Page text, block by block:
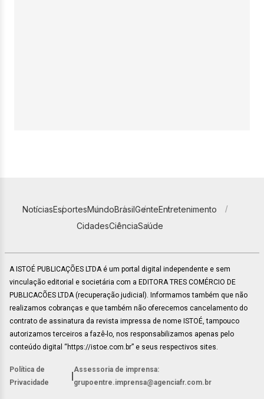
NotíciasEsportesMundoBrasilGenteEntretenimento
CidadesCiênciaSaúde
A ISTOÉ PUBLICAÇÕES LTDA é um portal digital independente e sem
vinculação editorial e societária com a EDITORA TRES COMÉRCIO DE
PUBLICACÕES LTDA (recuperação judicial). Informamos também que não
realizamos cobranças e que também não oferecemos cancelamento do
contrato de assinatura da revista impressa de nome ISTOÉ, tampouco
autorizamos terceiros a fazê-lo, nos responsabilizamos apenas pelo
conteúdo digital “https://istoe.com.br” e seus respectivos sites.
Política de
Privacidade
Assessoria de imprensa:
grupoentre.imprensa@agenciafr.com.br